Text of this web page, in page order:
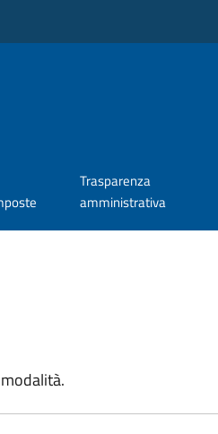
Trasparenza
amministrativa